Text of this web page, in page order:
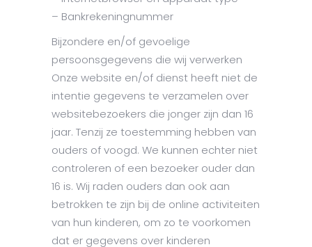
– Bankrekeningnummer
Bijzondere en/of gevoelige
persoonsgegevens die wij verwerken
Onze website en/of dienst heeft niet de
intentie gegevens te verzamelen over
websitebezoekers die jonger zijn dan 16
jaar. Tenzij ze toestemming hebben van
ouders of voogd. We kunnen echter niet
controleren of een bezoeker ouder dan
16 is. Wij raden ouders dan ook aan
betrokken te zijn bij de online activiteiten
van hun kinderen, om zo te voorkomen
dat er gegevens over kinderen